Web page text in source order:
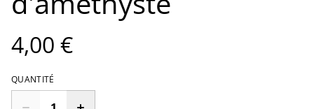
4,00 €
QUANTITÉ